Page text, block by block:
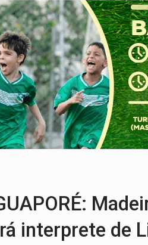
REVISADA:Nunes Marques
RONDONIAOVIVO:
2026:Patrimônio de
Quadrilha é flagrada com cerca
TEIXEIRÃO:MPF cobra
NA ABERTURA:2ª Feira
interprete de